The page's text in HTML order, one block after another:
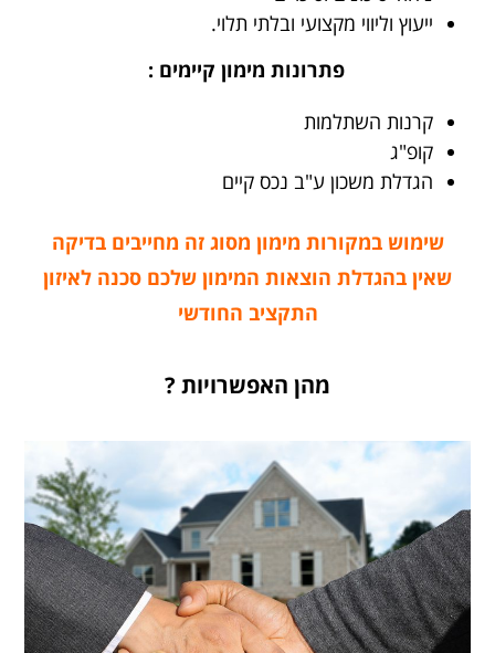
ייעוץ וליווי מקצועי ובלתי תלוי.
פתרונות מימון קיימים :
קרנות השתלמות
קופ"ג
הגדלת משכון ע"ב נכס קיים
שימוש במקורות מימון מסוג זה מחייבים בדיקה
שאין בהגדלת הוצאות המימון שלכם סכנה לאיזון
התקציב החודשי
מהן האפשרויות ?